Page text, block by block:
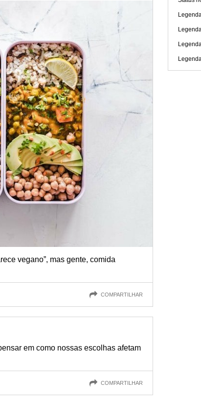
vegano”, mas gente, comida
COMPARTILHAR
em como nossas escolhas afetam
COMPARTILHAR